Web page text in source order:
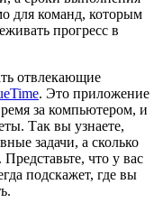
для команд, которым
прогресс в
отвлекающие
. Это приложение
за компьютером, и
Так вы узнаете,
задачи, а сколько
что у вас
подскажет, где вы